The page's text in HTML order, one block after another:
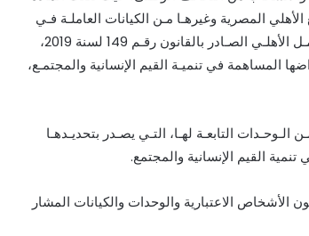
المصرية وغيرهـا مـن الكيانات العاملـة فـي
مجـال الـعمـل الأهلي الخاضعة لأحكـام قـانون تنظيم ممارسة العمـل الأهلـي الصـادر بالقانون رقـم 149 لسنة 2019،
المساهمة في تنميـة القيم الإنسانية والمجتمـع،
التابعـة لهـا، التـي يصـدر بتحديـدهـا
القيم الإنسانية والمجتمع.
الأشخاص الاعتبارية والوحدات والكيانات المشار